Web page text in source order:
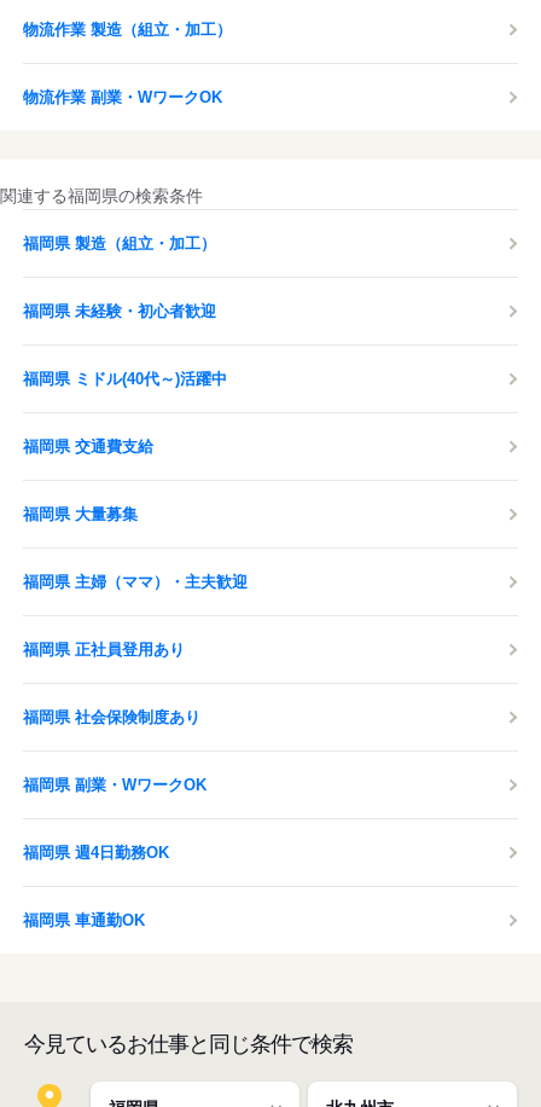
物流作業 製造（組立・加工）
物流作業 副業・WワークOK
関連する福岡県の検索条件
福岡県 製造（組立・加工）
福岡県 未経験・初心者歓迎
福岡県 ミドル(40代～)活躍中
福岡県 交通費支給
福岡県 大量募集
福岡県 主婦（ママ）・主夫歓迎
福岡県 正社員登用あり
福岡県 社会保険制度あり
福岡県 副業・WワークOK
福岡県 週4日勤務OK
福岡県 車通勤OK
今見ているお仕事と同じ条件で検索